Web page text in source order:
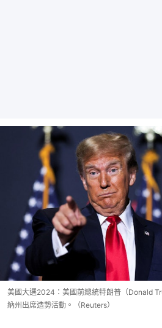
美國大選2024：美國前總統特朗普（Donald
納州出席造勢活動。（Reuters）